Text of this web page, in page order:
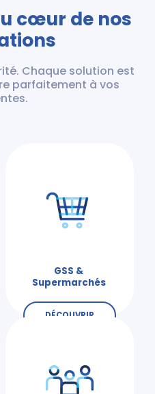
cœur de nos
Chaque solution est
parfaitement à vos
GSS &
Supermarchés
DÉCOUVRIR